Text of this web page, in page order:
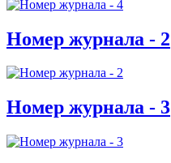
Номер журнала - 2
Номер журнала - 3